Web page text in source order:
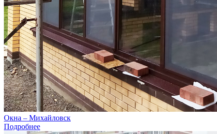
Окна – Михайловск
Подробнее